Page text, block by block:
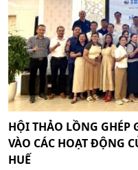
HỘI THẢO LỒNG GHÉP
VÀO CÁC HOẠT ĐỘNG
HUẾ